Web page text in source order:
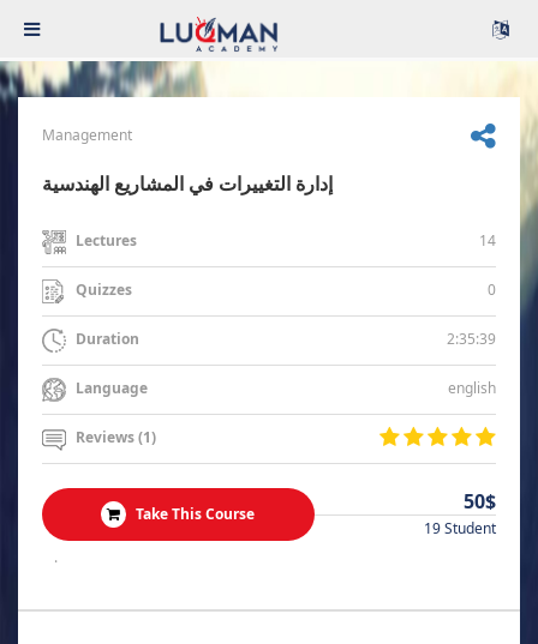
Management
إدارة التغييرات في المشاريع الهندسية
Lectures 14
Quizzes 0
Duration 2:35:39
Language english
Reviews (1)
Take This Course 50$
19 Student
.